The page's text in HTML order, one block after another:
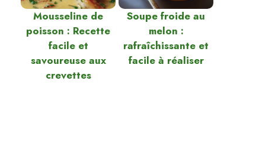
Mousseline de
poisson : Recette
facile et
savoureuse aux
crevettes
Soupe froide au
melon :
rafraîchissante et
facile à réaliser